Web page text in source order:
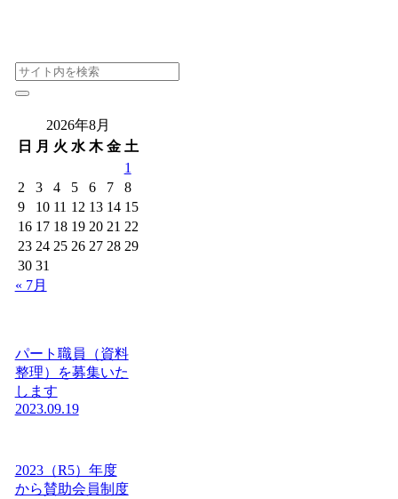
2026年8月
日
月 火 水 木 金 土
1
2
3 4 5 6 7
8
9
10 11 12 13 14 15
16 17 18 19 20 21 22
23 24 25 26 27 28 29
30 31
« 7月
パート職員（資料
整理）を募集いた
します
2023.09.19
2023（R5）年度
から賛助会員制度